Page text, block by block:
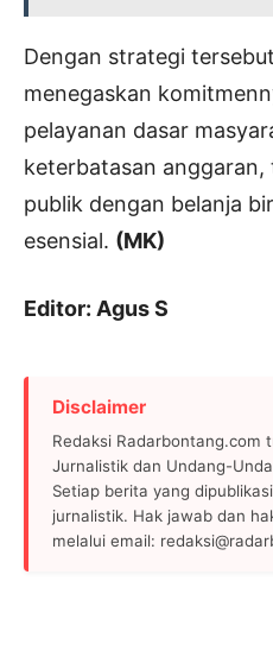
Dengan strategi
menegaskan
pelayanan dasar
keterbatasan anggaran,
publik dengan belanja
esensial. (MK)
Editor: Agus S
Disclaimer
Redaksi Radarbontang.com
Jurnalistik dan Undang-
Setiap berita yang
jurnalistik. Hak jawab dan
melalui email: